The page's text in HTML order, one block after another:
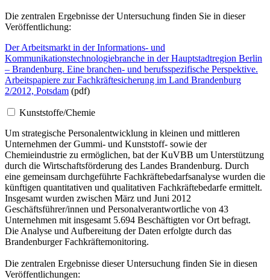
Die zentralen Ergebnisse der Untersuchung finden Sie in dieser
Veröffentlichung:
Der Arbeitsmarkt in der Informations- und
Kommunikationstechnologiebranche in der Hauptstadtregion Berlin
– Brandenburg. Eine branchen- und berufsspezifische Perspektive.
Arbeitspapiere zur Fachkräftesicherung im Land Brandenburg
2/2012, Potsdam (pdf)
Kunststoffe/Chemie
Um strategische Personalentwicklung in kleinen und mittleren
Unternehmen der Gummi- und Kunststoff- sowie der
Chemieindustrie zu ermöglichen, bat der KuVBB um Unterstützung
durch die Wirtschaftsförderung des Landes Brandenburg. Durch
eine gemeinsam durchgeführte Fachkräftebedarfsanalyse wurden die
künftigen quantitativen und qualitativen Fachkräftebedarfe ermittelt.
Insgesamt wurden zwischen März und Juni 2012
Geschäftsführer/innen und Personalverantwortliche von 43
Unternehmen mit insgesamt 5.694 Beschäftigten vor Ort befragt.
Die Analyse und Aufbereitung der Daten erfolgte durch das
Brandenburger Fachkräftemonitoring.
Die zentralen Ergebnisse dieser Untersuchung finden Sie in diesen
Veröffentlichungen: